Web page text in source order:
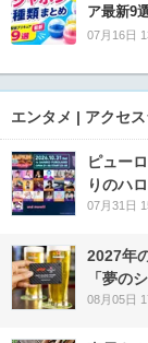
ア最新9選
07月16日
エンタメ | アクセ
ピュー
りのハ
07月31日
2027年
「夢の
08月05日